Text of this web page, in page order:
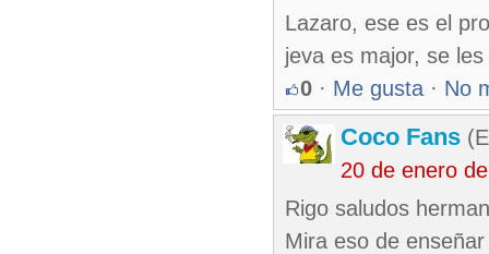
Lazaro, ese es el
jeva es major, se
0 · Me gusta · No
Coco Fans
20 de enero
Rigo saludos
Mira eso de